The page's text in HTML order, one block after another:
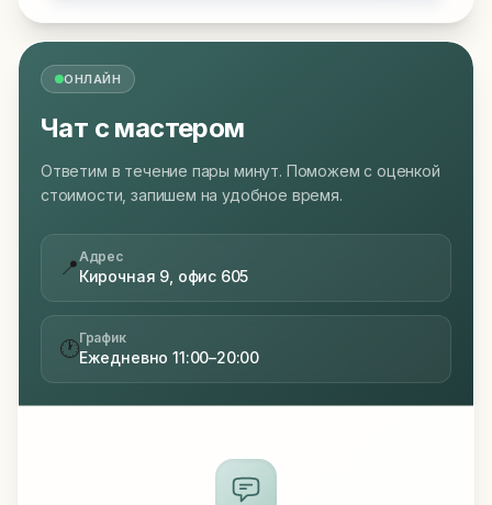
ОНЛАЙН
Чат с мастером
Ответим в течение пары минут. Поможем с оценкой
стоимости, запишем на удобное время.
📍Адрес
Кирочная 9, офис 605
🕐График
Ежедневно 11:00–20:00